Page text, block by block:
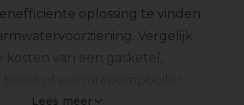
oplossing te vinden
Vergelijk
kosten van een gasketel,
Lees meer